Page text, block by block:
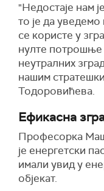
"Недостаје нам
то је да уведемо
се користе у
нулте потрошње
неутралних
нашим
Тодоровићева.
Ефикасна
Професорка
је енергетски
имали увид у
објекат.